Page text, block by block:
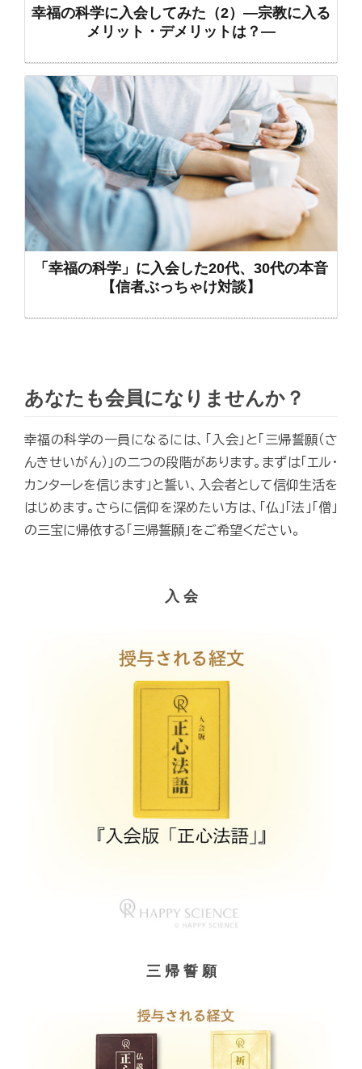
幸福の科学に入会してみた（2）―宗教に入る
メリット・デメリットは？―
「幸福の科学」に入会した20代、30代の本音
【信者ぶっちゃけ対談】
あなたも会員になりませんか？
幸福の科学の一員になるには、「入会」と「三帰誓願（さ
んきせいがん）」の二つの段階があります。まずは「エル・
カンターレを信じます」と誓い、入会者として信仰生活を
はじめます。さらに信仰を深めたい方は、「仏」「法」「僧」
の三宝に帰依する「三帰誓願」をご希望ください。
入 会
三 帰 誓 願